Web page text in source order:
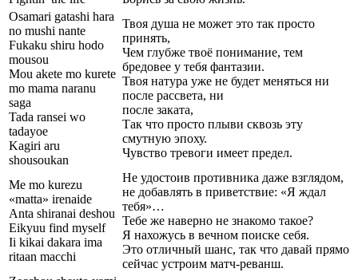
Osamari gatashi hara
no mushi nante
Fukaku shiru hodo
mousou
Mou akete mo kurete
mo mama naranu
saga
Tada ransei wo
tadayoe
Kagiri aru
shousoukan
Твоя душа не может это так просто
принять,
Чем глубже твоё понимание, тем
бредовее у тебя фантазии.
Твоя натура уже не будет меняться ни
после рассвета, ни
после заката,
Так что просто плыви сквозь эту
смутную эпоху.
Чувство тревоги имеет предел.
Me mo kurezu
«matta» irenaide
Anta shiranai deshou
Eikyuu find myself
Ii kikai dakara ima
ritaan macchi
Не удостоив противника даже взглядом,
не добавлять в приветствие: «Я ждал
тебя»…
Тебе же наверно не знакомо такое?
Я нахожусь в вечном поиске себя.
Это отличный шанс, так что давай прямо
сейчас устроим матч-реванш.